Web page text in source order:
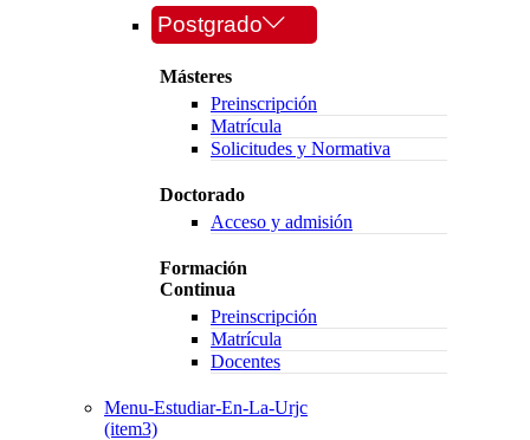
Postgrado
Másteres
Preinscripción
Matrícula
Solicitudes y Normativa
Doctorado
Acceso y admisión
Formación
Continua
Preinscripción
Matrícula
Docentes
Menu-Estudiar-En-La-Urjc
(item3)